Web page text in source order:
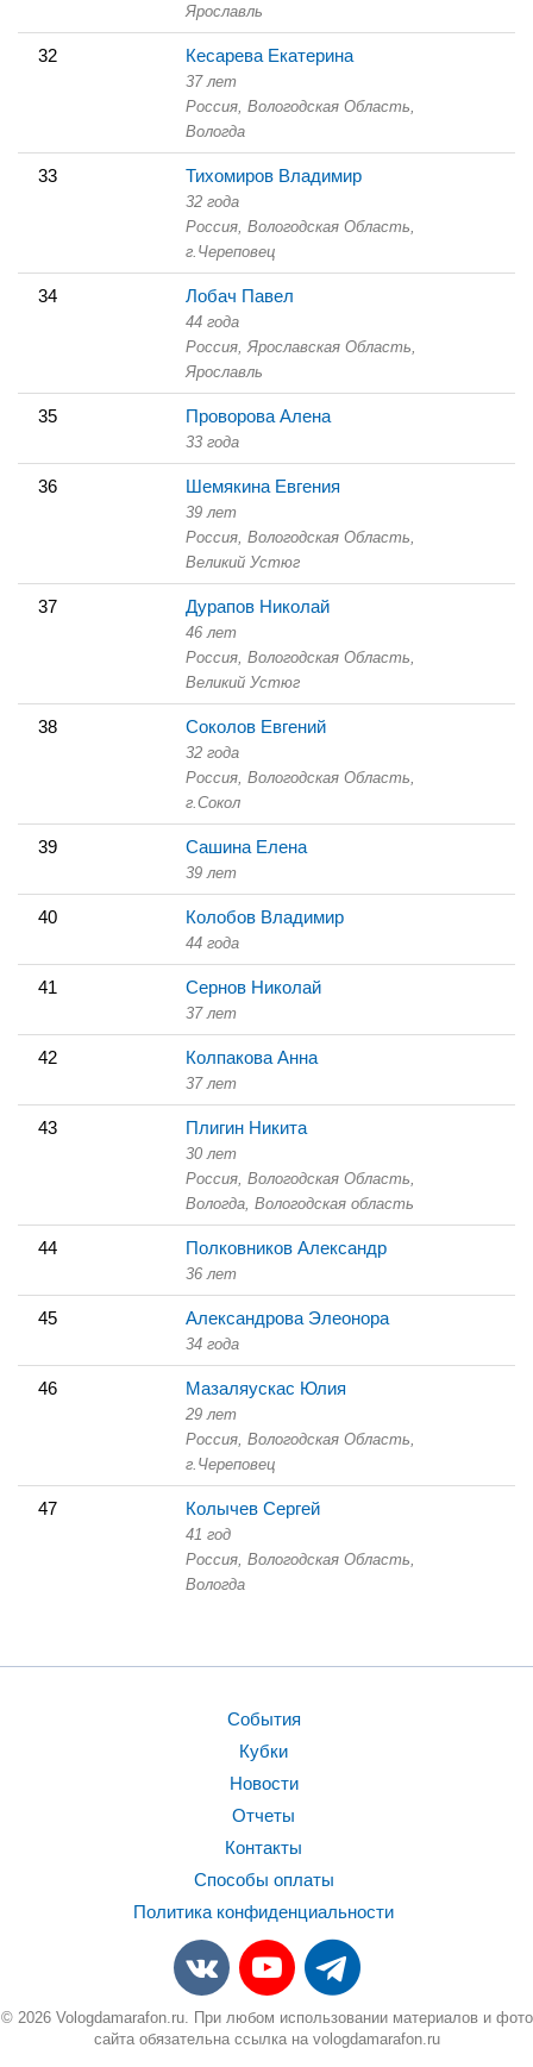
Ярославль
32 Кесарева Екатерина
37 лет
Россия, Вологодская Область,
Вологда
33 Тихомиров Владимир
32 года
Россия, Вологодская Область,
г.Череповец
34 Лобач Павел
44 года
Россия, Ярославская Область,
Ярославль
35 Проворова Алена
33 года
36 Шемякина Евгения
39 лет
Россия, Вологодская Область,
Великий Устюг
37 Дурапов Николай
46 лет
Россия, Вологодская Область,
Великий Устюг
38 Соколов Евгений
32 года
Россия, Вологодская Область,
г.Сокол
39 Сашина Елена
39 лет
40 Колобов Владимир
44 года
41 Сернов Николай
37 лет
42 Колпакова Анна
37 лет
43 Плигин Никита
30 лет
Россия, Вологодская Область,
Вологда, Вологодская область
44 Полковников Александр
36 лет
45 Александрова Элеонора
34 года
46 Мазаляускас Юлия
29 лет
Россия, Вологодская Область,
г.Череповец
47 Колычев Сергей
41 год
Россия, Вологодская Область,
Вологда
События
Кубки
Новости
Отчеты
Контакты
Способы оплаты
Политика конфиденциальности
© 2026 Vologdamarafon.ru. При любом использовании материалов и фото
сайта обязательна ссылка на vologdamarafon.ru